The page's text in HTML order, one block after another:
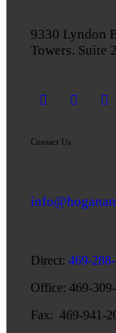
9330 Lyndon
Towers. Suite
Contact Us
Direct: 469-
Office: 469-
Fax: 469-941-